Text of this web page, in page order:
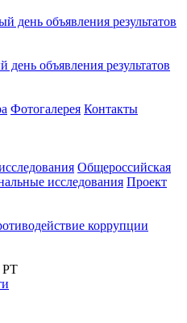
день объявления результатов
объявления результатов
Фотогалерея Контакты
Общероссийская
исследования Проект
коррупции